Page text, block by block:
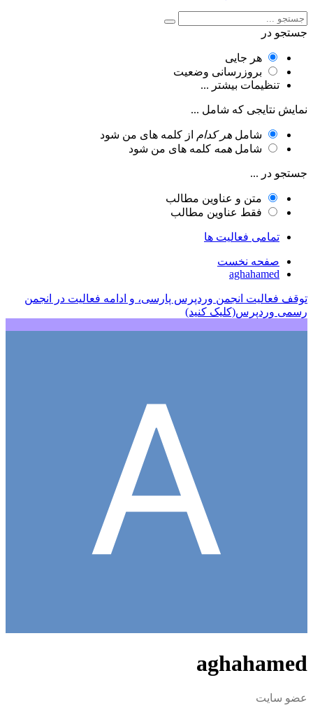
جستجو در
هر جایی
بروزرسانی وضعیت
تنظیمات بیشتر ...
نمایش نتایجی که شامل ...
شامل هر کدام از کلمه های من شود
شامل همه کلمه های من شود
جستجو در ...
متن و عناوین مطالب
فقط عناوین مطالب
تمامی فعالیت ها
صفحه نخست
aghahamed
توقف فعالیت انجمن وردپرس پارسی، و ادامه فعالیت در انجمن
رسمی وردپرس(کلیک کنید)
aghahamed
عضو سایت